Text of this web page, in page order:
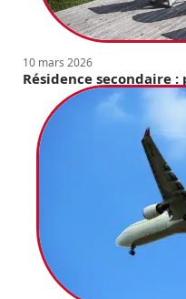
10 mars 2026
Résidence secondaire